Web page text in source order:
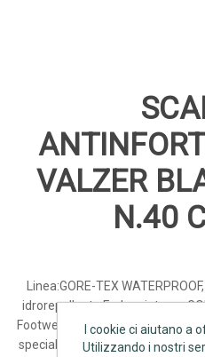
VALZER
N.40
Linea:GORE-TEX
idrorepellente Fodera
Footwear Fodera
speciale mescola di EVA e
I cookie ci aiutano a
Utilizzando i nostri